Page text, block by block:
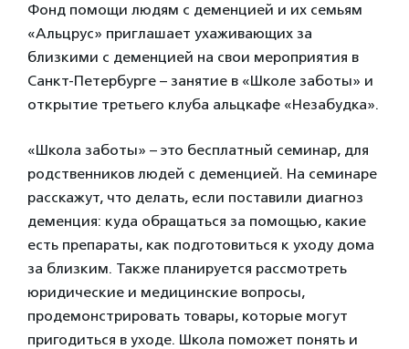
Фонд помощи людям с деменцией и их семьям
«Альцрус» приглашает ухаживающих за
близкими с деменцией на свои мероприятия в
Санкт-Петербурге – занятие в «Школе заботы» и
открытие третьего клуба альцкафе «Незабудка».
«Школа заботы» – это бесплатный семинар, для
родственников людей с деменцией. На семинаре
расскажут, что делать, если поставили диагноз
деменция: куда обращаться за помощью, какие
есть препараты, как подготовиться к уходу дома
за близким. Также планируется рассмотреть
юридические и медицинские вопросы,
продемонстрировать товары, которые могут
пригодиться в уходе. Школа поможет понять и